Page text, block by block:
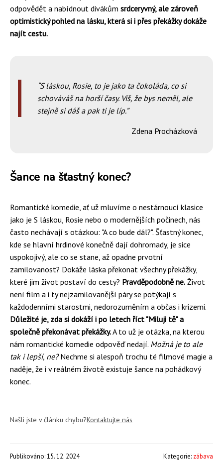
odpovědět a nabídnout divákům srdceryvný, ale zároveň
optimistický pohled na lásku, která si i přes překážky dokáže
najít cestu.
S láskou, Rosie, to je jako ta čokoláda, co si
schováváš na horší časy. Víš, že bys neměl, ale
stejně si dáš a pak ti je líp.
Zdena Procházková
Šance na šťastný konec?
Romantické komedie, ať už mluvíme o nestárnoucí klasice
jako je S láskou, Rosie nebo o modernějších počinech, nás
často nechávají s otázkou: "A co bude dál?". Šťastný konec,
kde se hlavní hrdinové konečně dají dohromady, je sice
uspokojivý, ale co se stane, až opadne prvotní
zamilovanost? Dokáže láska překonat všechny překážky,
které jim život postaví do cesty? Pravděpodobně ne. Život
není film a i ty nejzamilovanější páry se potýkají s
každodenními starostmi, nedorozuměním a občas i krizemi.
Důležité je, zda si dokáží i po letech říct "Miluji tě" a
společně překonávat překážky.A to už je otázka, na kterou
nám romantické komedie odpověď nedají. Možná je to ale
tak i lepší, ne?Nechme si alespoň trochu té filmové magie a
naděje, že i v reálném životě existuje šance na pohádkový
konec.
Našli jste v článku chybu?Kontaktujte nás
Publikováno: 15. 12. 2024 Kategorie: zábava